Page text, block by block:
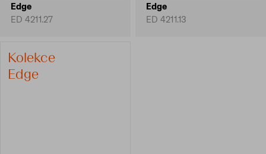
Edge
ED 4211.27
Edge
ED 4211.13
Kolekce
Edge